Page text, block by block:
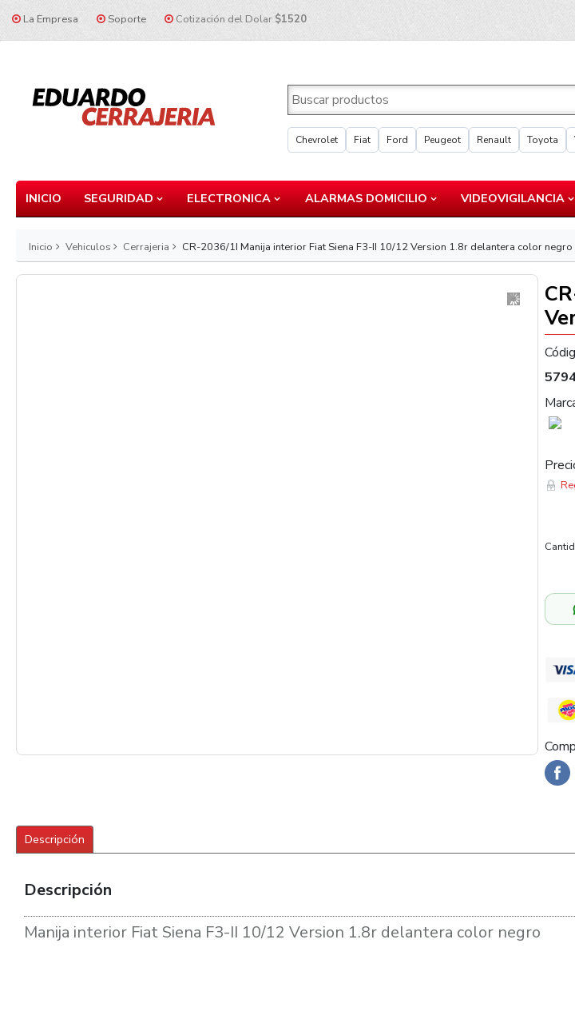
La Empresa Soporte Cotización del Dolar $1520
Chevrolet Fiat Ford Peugeot Renault Toyota
INICIO SEGURIDAD ELECTRONICA ALARMAS DOMICILIO VIDEOVIGILANCIA
Inicio Vehiculos Cerrajeria CR-2036/1I Manija interior Fiat Siena F3-II 10/12 Version 1.8r delantera color negro
Descripción
Descripción
Manija interior Fiat Siena F3-II 10/12 Version 1.8r delantera color negro